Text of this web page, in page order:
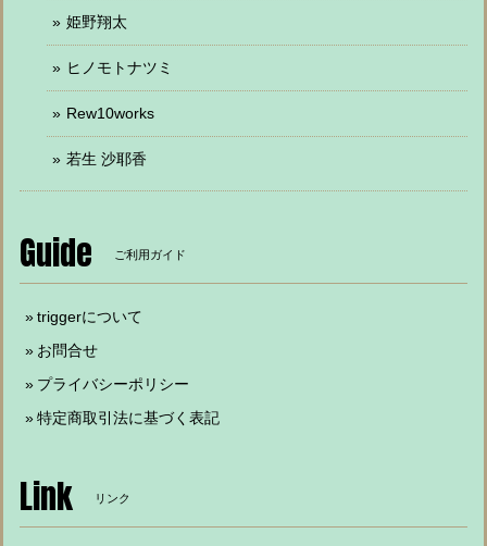
姫野翔太
ヒノモトナツミ
Rew10works
若生 沙耶香
Guide ご利用ガイド
triggerについて
お問合せ
プライバシーポリシー
特定商取引法に基づく表記
Link リンク